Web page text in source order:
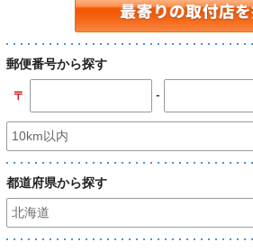
郵便番号から探す
〒 -
都道府県から探す